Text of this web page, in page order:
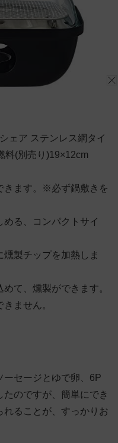
ェア ステンレス網タイ
料(別売り)19×12cm
きます。※必ず鍋敷きを
める、コンパクトサイ
製チップを加熱しま
て、燻製ができます。
ません。
ーセージとゆで卵、6P
のですが、簡単にでき
れることが、すっかりお